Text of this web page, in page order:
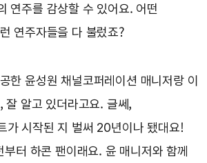
연주를 감상할 수 있어요. 어떤
연주자들을 다 불렀죠?
한 윤성원 채널코퍼레이션 매니저랑 이
잘 알고 있더라고요. 글쎄,
가 시작된 지 벌써 20년이나 됐대요!
터 하콘 팬이래요. 윤 매니저와 함께